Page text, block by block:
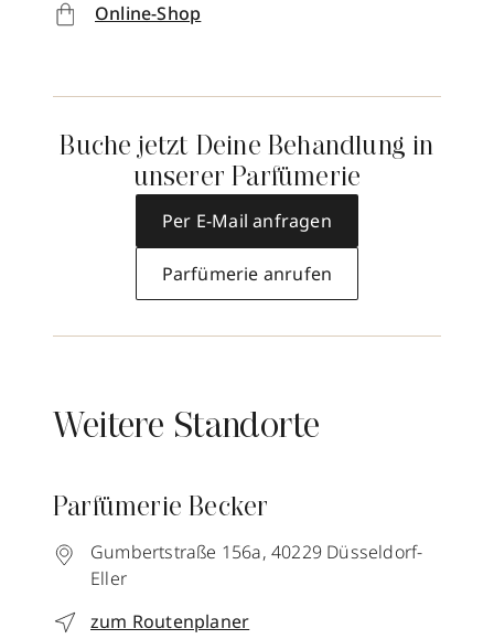
Online-Shop
Buche jetzt Deine Behandlung in
unserer Parfümerie
Per E-Mail anfragen
Parfümerie anrufen
Weitere Standorte
Parfümerie Becker
Gumbertstraße 156a, 40229 Düsseldorf-
Eller
zum Routenplaner